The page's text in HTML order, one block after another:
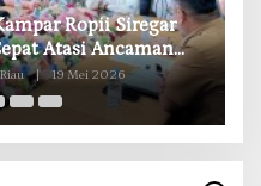
Ropii Siregar
Atasi Ancaman
Kampar Dihati
| 19 Mei 2026